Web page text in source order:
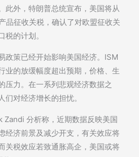
此外，特朗普总统宣布，美国将从
品征收关税，确认了对欧盟征收关
税的计划。
政策已经开始影响美国经济。ISM
业的放缓幅度超出预期，价格、生
压力。在一系列悲观经济数据之
们对经济增长的担忧。
Zandi 分析称，近期数据反映美国
经济前景及减少开支，有关效应将
关税效应若致通胀高企，美国或将